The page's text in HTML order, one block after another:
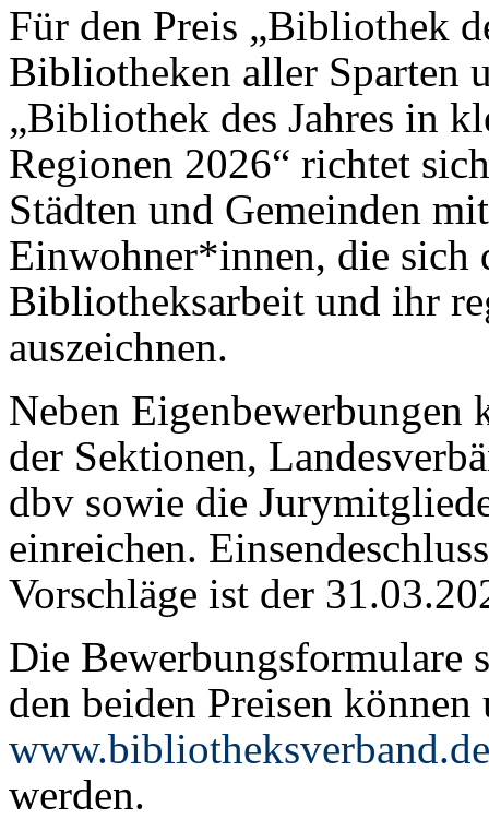
Für den Preis „Bibliothek
Bibliotheken aller Sparten
„Bibliothek des Jahres in
Regionen 2026“ richtet
Städten und Gemeinden
Einwohner*innen, die sich
Bibliotheksarbeit und ihr
auszeichnen.
Neben Eigenbewerbungen
der Sektionen,
dbv sowie die
einreichen.
Vorschläge ist der
Die Bewerbungsformulare
den beiden Preisen können
werden.